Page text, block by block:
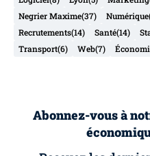
Negrier Maxime(37) Numérique
Recrutements(14) Santé(14)
Transport(6) Web(7)
Abonnez-vous à